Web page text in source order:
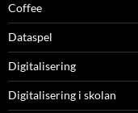
Coffee
Dataspel
Digitalisering
Digitalisering i skolan